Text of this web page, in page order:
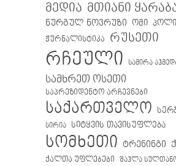
მედია მთიანი
ნურგულ ნოვრუზი ომი
ჟურნალისტიკა
რუსეთი
რჩეული სამირა
სამხრეთ ოსეთი
საპრეზიდენტო არჩევნები
საქართველო
სირია სიტყვის თავისუფლება
სომხეთი ტრენინგი
ქალთა უფლებები შაჰლა